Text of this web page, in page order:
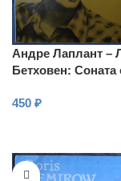
Андре Лаплант –
Бетховен:
мажор, соч. 53
450 ₽